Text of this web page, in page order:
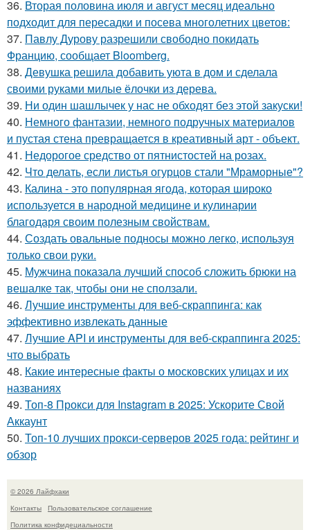
36. Вторая половина июля и август месяц идеально
подходит для пересадки и посева многолетних цветов:
37. Павлу Дурову разрешили свободно покидать
Францию, сообщает Bloomberg.
38. Девушка решила добавить уюта в дом и сделала
своими руками милые ёлочки из дерева.
39. Ни один шашлычек у нас не обходят без этой закуски!
40. Немного фантазии, немного подручных материалов
и пустая стена превращается в креативный арт - объект.
41. Недорогое средство от пятнистостей на розах.
42. Что делать, если листья огурцов стали "Мраморные"?
43. Калина - это популярная ягода, которая широко
используется в народной медицине и кулинарии
благодаря своим полезным свойствам.
44. Создать овальные подносы можно легко, используя
только свои руки.
45. Мужчина показала лучший способ сложить брюки на
вешалке так, чтобы они не сползали.
46. Лучшие инструменты для веб-скраппинга: как
эффективно извлекать данные
47. Лучшие API и инструменты для веб-скраппинга 2025:
что выбрать
48. Какие интересные факты о московских улицах и их
названиях
49. Топ-8 Прокси для Instagram в 2025: Ускорите Свой
Аккаунт
50. Топ-10 лучших прокси-серверов 2025 года: рейтинг и
обзор
© 2026 Лайфхаки
Контакты
Пользовательское соглашение
Политика конфидециальности